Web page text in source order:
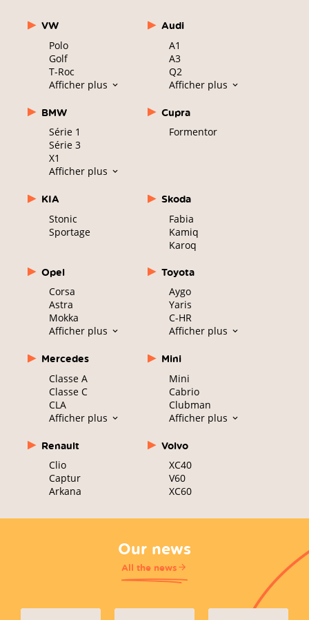
VW
Polo
Golf
T-Roc
Afficher plus
Audi
A1
A3
Q2
Afficher plus
BMW
Série 1
Série 3
X1
Afficher plus
Cupra
Formentor
KIA
Stonic
Sportage
Skoda
Fabia
Kamiq
Karoq
Opel
Corsa
Astra
Mokka
Afficher plus
Toyota
Aygo
Yaris
C-HR
Afficher plus
Mercedes
Classe A
Classe C
CLA
Afficher plus
Mini
Mini
Cabrio
Clubman
Afficher plus
Renault
Clio
Captur
Arkana
Volvo
XC40
V60
XC60
Our news
All the news